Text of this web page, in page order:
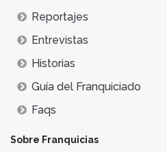
Reportajes
Entrevistas
Historias
Guía del Franquiciado
Faqs
Sobre Franquicias